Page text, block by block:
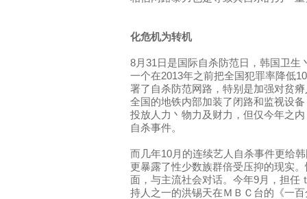
化危机为转机
8月31日是国际自杀防范日，韩国卫生
一个在2013年之前把全国犯罪率降低
署了自杀防范网路，特别是加强对贫
全国的地铁内部加装了闭路和监视设
投放人力丶物力及财力，但仅今年之
自杀事件。
而几年10月的连续艺人自杀事件更给
更暴露了性少数族群倍受压抑的现实
面，与主流社会对话。今年9月，担任
持人之一的洪锡天在ＭＢＣ台的《一